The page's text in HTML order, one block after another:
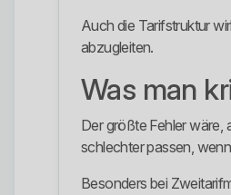
Auch die Tarifstruktur
abzugleiten.
Was man
Der größte Fehler wäre,
schlechter passen,
Besonders bei